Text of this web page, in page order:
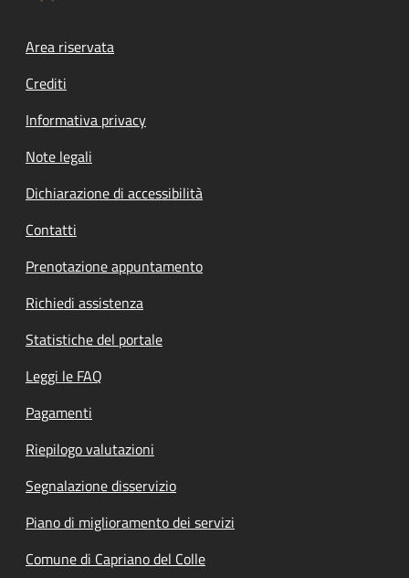
Footer menu
Area riservata
Crediti
Informativa privacy
Note legali
Dichiarazione di accessibilità
Contatti
Prenotazione appuntamento
Richiedi assistenza
Statistiche del portale
Leggi le FAQ
Pagamenti
Riepilogo valutazioni
Segnalazione disservizio
Piano di miglioramento dei servizi
Comune di Capriano del Colle